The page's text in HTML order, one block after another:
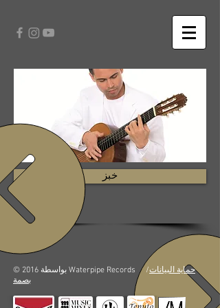
خبز
© 2016 بواسطة Waterpipe Records حماية البيانات/
بصمة